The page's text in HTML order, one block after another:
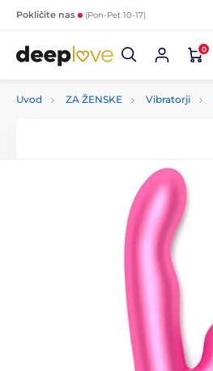
Pokličite nas (Pon-Pet 10-17)
0
Uvod ZA ŽENSKE Vibratorji